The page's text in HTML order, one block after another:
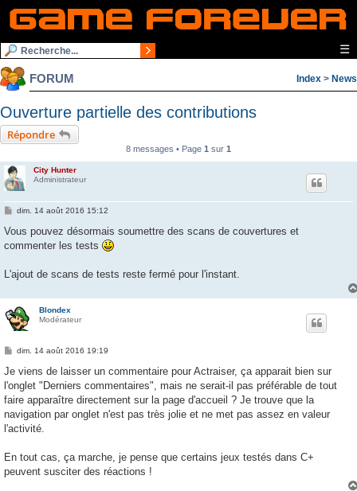
☰
FORUM Index > News
Ouverture partielle des contributions
Répondre
8 messages • Page 1 sur 1
City Hunter
Administrateur
M
s
a
dim. 14 août 2016 15:12
Vous pouvez désormais soumettre des scans de couvertures et
commenter les tests
L'ajout de scans de tests reste fermé pour l'instant.
Blondex
Modérateur
M
s
a
g
dim. 14 août 2016 19:19
Je viens de laisser un commentaire pour Actraiser, ça apparait bien sur
l'onglet "Derniers commentaires", mais ne serait-il pas préférable de tout
faire apparaître directement sur la page d'accueil ? Je trouve que la
navigation par onglet n'est pas très jolie et ne met pas assez en valeur
l'activité.
En tout cas, ça marche, je pense que certains jeux testés dans C+
peuvent susciter des réactions !